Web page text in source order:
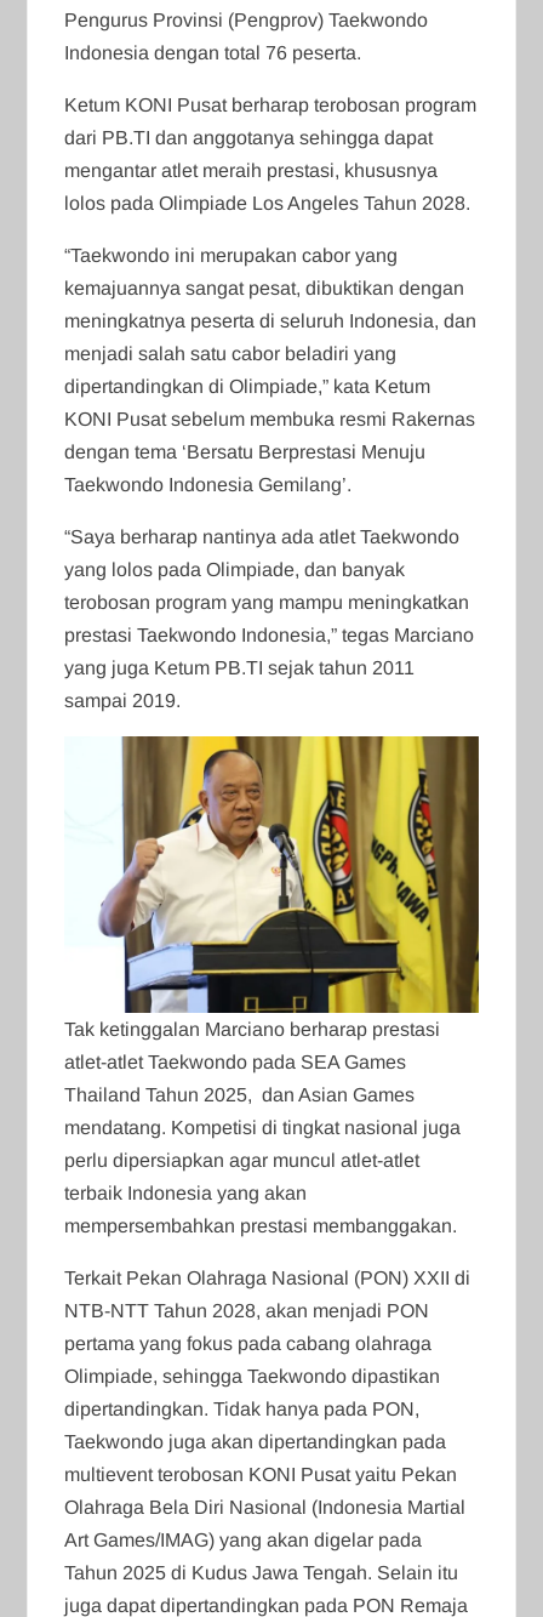
Pengurus Provinsi (Pengprov) Taekwondo
Indonesia dengan total 76 peserta.
Ketum KONI Pusat berharap terobosan program
dari PB.TI dan anggotanya sehingga dapat
mengantar atlet meraih prestasi, khususnya
lolos pada Olimpiade Los Angeles Tahun 2028.
“Taekwondo ini merupakan cabor yang
kemajuannya sangat pesat, dibuktikan dengan
meningkatnya peserta di seluruh Indonesia, dan
menjadi salah satu cabor beladiri yang
dipertandingkan di Olimpiade,” kata Ketum
KONI Pusat sebelum membuka resmi Rakernas
dengan tema ‘Bersatu Berprestasi Menuju
Taekwondo Indonesia Gemilang’.
“Saya berharap nantinya ada atlet Taekwondo
yang lolos pada Olimpiade, dan banyak
terobosan program yang mampu meningkatkan
prestasi Taekwondo Indonesia,” tegas Marciano
yang juga Ketum PB.TI sejak tahun 2011
sampai 2019.
Tak ketinggalan Marciano berharap prestasi
atlet-atlet Taekwondo pada SEA Games
Thailand Tahun 2025, dan Asian Games
mendatang. Kompetisi di tingkat nasional juga
perlu dipersiapkan agar muncul atlet-atlet
terbaik Indonesia yang akan
mempersembahkan prestasi membanggakan.
Terkait Pekan Olahraga Nasional (PON) XXII di
NTB-NTT Tahun 2028, akan menjadi PON
pertama yang fokus pada cabang olahraga
Olimpiade, sehingga Taekwondo dipastikan
dipertandingkan. Tidak hanya pada PON,
Taekwondo juga akan dipertandingkan pada
multievent terobosan KONI Pusat yaitu Pekan
Olahraga Bela Diri Nasional (Indonesia Martial
Art Games/IMAG) yang akan digelar pada
Tahun 2025 di Kudus Jawa Tengah. Selain itu
juga dapat dipertandingkan pada PON Remaja